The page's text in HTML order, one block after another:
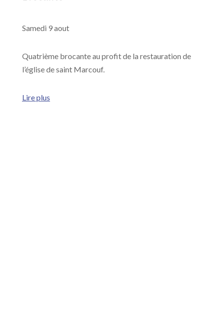
Samedi 9 aout
Quatrième brocante au profit de la restauration de
l’église de saint Marcouf.
Lire plus